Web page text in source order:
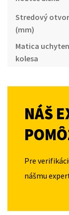
Stredový
(mm)
Matica
kolesa
NÁŠ
Pre
nášmu